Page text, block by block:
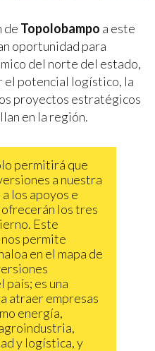
de Topolobampo a este
oportunidad para
del norte del estado,
el potencial logístico, la
proyectos estratégicos
en la región.
permitirá que
a nuestra
los apoyos e
los tres
Este
permite
en el mapa de
es una
atraer empresas
energía,
y logística, y